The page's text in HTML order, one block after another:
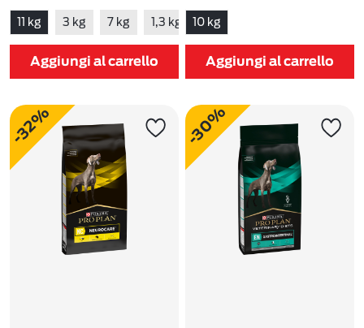
basso: 132,20 €
11 kg 3 kg 7 kg 1,3 kg
Aggiungi al carrello
basso: 31,70 €
10 kg
Aggiungi al carrello
-32% -30%